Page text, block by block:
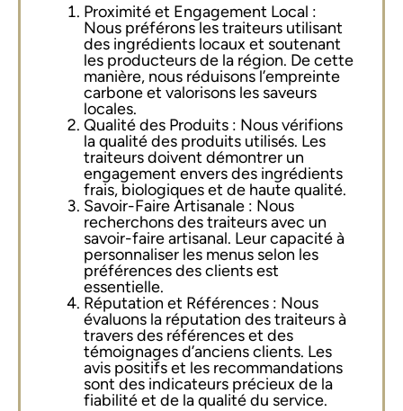
Proximité et Engagement Local :
Nous préférons les traiteurs utilisant
des ingrédients locaux et soutenant
les producteurs de la région. De cette
manière, nous réduisons l’empreinte
carbone et valorisons les saveurs
locales.
Qualité des Produits : Nous vérifions
la qualité des produits utilisés. Les
traiteurs doivent démontrer un
engagement envers des ingrédients
frais, biologiques et de haute qualité.
Savoir-Faire Artisanale : Nous
recherchons des traiteurs avec un
savoir-faire artisanal. Leur capacité à
personnaliser les menus selon les
préférences des clients est
essentielle.
Réputation et Références : Nous
évaluons la réputation des traiteurs à
travers des références et des
témoignages d’anciens clients. Les
avis positifs et les recommandations
sont des indicateurs précieux de la
fiabilité et de la qualité du service.